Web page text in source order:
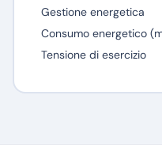
Gestione energetica
Consumo energetico
Tensione di esercizio